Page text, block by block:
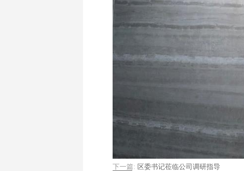
下一篇: 区委书记莅临公司调研指导